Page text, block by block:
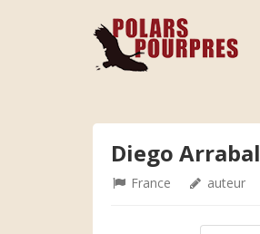
Diego Arrabal
France auteur